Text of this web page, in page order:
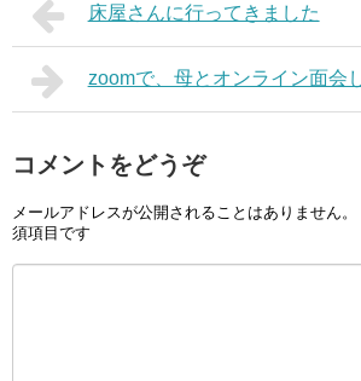
床屋さんに行ってきました
zoomで、母とオンライン面会
コメントをどうぞ
メールアドレスが公開されることはありません。
須項目です